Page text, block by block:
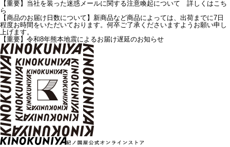
【重要】当社を装った迷惑メールに関する注意喚起について 詳しくはこち
ら
【商品のお届け日数について】新商品など商品によっては、出荷までに7日
程度お時間をいただいております。何卒ご了承くださいますようお願い申し
上げます。
【重要】令和8年熊本地震によるお届け遅延のお知らせ